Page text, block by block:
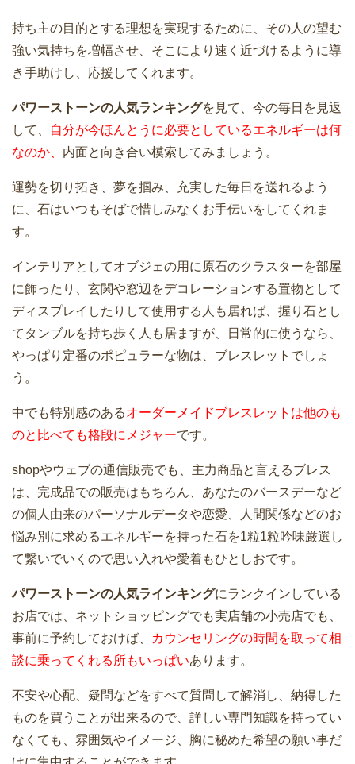
持ち主の目的とする理想を実現するために、その人の望む
強い気持ちを増幅させ、そこにより速く近づけるように導
き手助けし、応援してくれます。
パワーストーンの人気ランキングを見て、今の毎日を見返
して、
自分が今ほんとうに必要としているエネルギーは何
なのか、 内面と向き合い模索してみましょう。
運勢を切り拓き、夢を掴み、充実した毎日を送れるよう
に、石はいつもそばで惜しみなくお手伝いをしてくれま
す。
インテリアとしてオブジェの用に原石のクラスターを部屋
に飾ったり、玄関や窓辺をデコレーションする置物として
ディスプレイしたりして使用する人も居れば、握り石とし
てタンブルを持ち歩く人も居ますが、日常的に使うなら、
やっぱり定番のポピュラーな物は、ブレスレットでしょ
う。
中でも特別感のあるオーダーメイドブレスレットは他のも
のと比べても格段にメジャーです。
shopやウェブの通信販売でも、主力商品と言えるブレス
は、完成品での販売はもちろん、あなたのバースデーなど
の個人由来のパーソナルデータや恋愛、人間関係などのお
悩み別に求めるエネルギーを持った石を1粒1粒吟味厳選し
て繋いでいくので思い入れや愛着もひとしおです。
パワーストーンの人気ラインキングにランクインしている
お店では、ネットショッピングでも実店舗の小売店でも、
事前に予約しておけば、
カウンセリングの時間を取って相
談に乗ってくれる所もいっぱいあります。
不安や心配、疑問などをすべて質問して解消し、納得した
ものを買うことが出来るので、詳しい専門知識を持ってい
なくても、雰囲気やイメージ、胸に秘めた希望の願い事だ